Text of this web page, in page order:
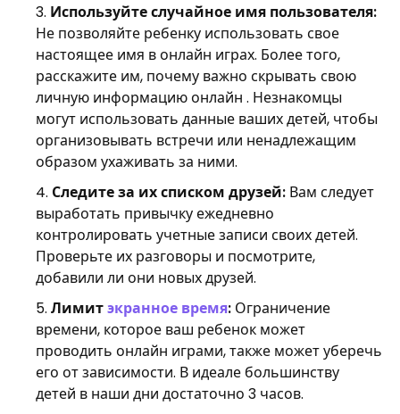
Используйте случайное имя пользователя:
Не позволяйте ребенку использовать свое
настоящее имя в онлайн играх. Более того,
расскажите им, почему важно скрывать свою
личную информацию онлайн . Незнакомцы
могут использовать данные ваших детей, чтобы
организовывать встречи или ненадлежащим
образом ухаживать за ними.
Следите за их списком друзей: Вам следует
выработать привычку ежедневно
контролировать учетные записи своих детей.
Проверьте их разговоры и посмотрите,
добавили ли они новых друзей.
Лимитэкранное время: Ограничение
времени, которое ваш ребенок может
проводить онлайн играми, также может уберечь
его от зависимости. В идеале большинству
детей в наши дни достаточно 3 часов.